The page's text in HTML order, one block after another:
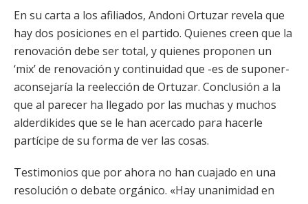
En su carta a los afiliados, Andoni Ortuzar revela que
hay dos posiciones en el partido. Quienes creen que la
renovación debe ser total, y quienes proponen un
‘mix’ de renovación y continuidad que -es de suponer-
aconsejaría la reelección de Ortuzar. Conclusión a la
que al parecer ha llegado por las muchas y muchos
alderdikides que se le han acercado para hacerle
partícipe de su forma de ver las cosas.
Testimonios que por ahora no han cuajado en una
resolución o debate orgánico. «Hay unanimidad en